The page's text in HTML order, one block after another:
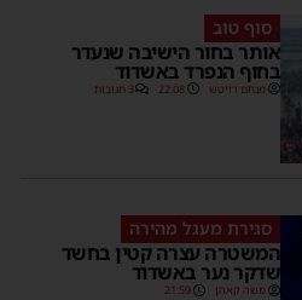
סוף טוב
אותר בחור הישיבה שנעדר
בחוף הנפרד באשדוד
מנחם דויטש 22:08 3 תגובות
סגירת מעגל מהירה
המשטרה עצרה קטין בחשד
שדקר נער באשדוד
משה קאהן 21:59